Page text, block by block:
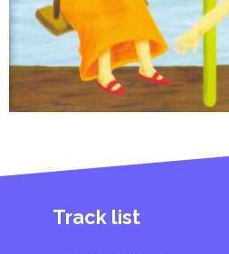
Track list